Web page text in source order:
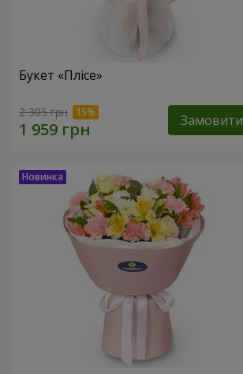
Букет «Плісе»
2 305 грн Замовити